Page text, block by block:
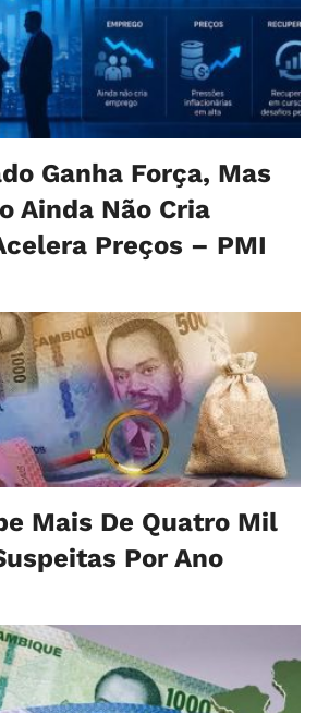
Ganha Força, Mas
Ainda Não Cria
Preços – PMI
Mais De Quatro Mil
Por Ano